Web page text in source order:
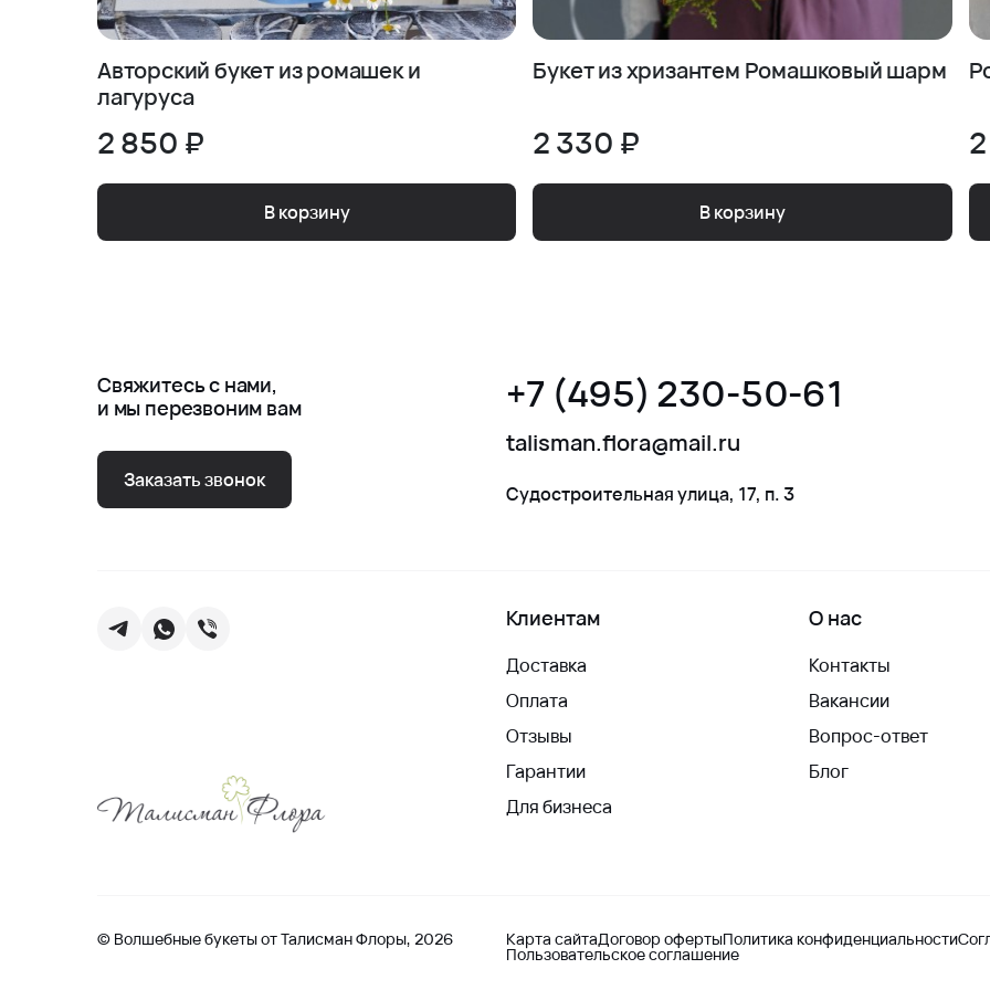
Авторский букет из ромашек и
лагуруса
2 850 ₽
В корзину
Букет из хризантем Ромашковый шарм
2 330 ₽
В корзину
Свяжитесь с нами,
и мы перезвоним вам
Заказать звонок
+7 (495) 230-50-61
talisman.flora@mail.ru
Судостроительная улица, 17, п. 3
Клиентам
Доставка
Оплата
Отзывы
Гарантии
Для бизнеса
О нас
Контакты
Вакансии
Вопрос-ответ
Блог
© Волшебные букеты от Талисман Флоры, 2026 Карта сайтаДоговор офертыПолитика конфиденциальности
Пользовательское соглашение